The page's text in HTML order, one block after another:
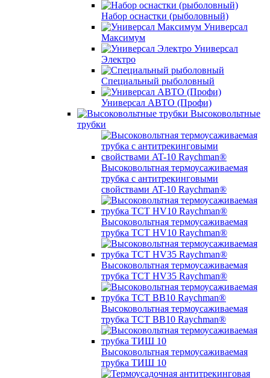
Набор оснастки (рыболовный)
Универсал
Максимум
Универсал
Электро
Специальный рыболовный
Универсал АВТО (Профи)
Высоковольтные
трубки
Высоковольтная термоусаживаемая
трубка с антитрекинговыми
свойствами AT-10 Raychman®
Высоковольтная термоусаживаемая
трубка TCT HV10 Raychman®
Высоковольтная термоусаживаемая
трубка TCT HV35 Raychman®
Высоковольтная термоусаживаемая
трубка TCT BB10 Raychman®
Высоковольтная термоусаживаемая
трубка ТИШ 10